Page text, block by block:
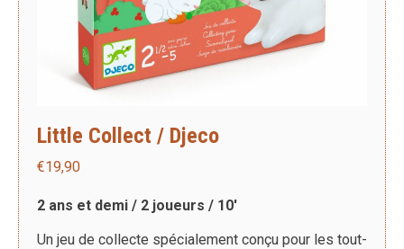
Little Collect / Djeco
€19,90
2 ans et demi / 2 joueurs / 10′
Un jeu de collecte spécialement conçu pour les tout-